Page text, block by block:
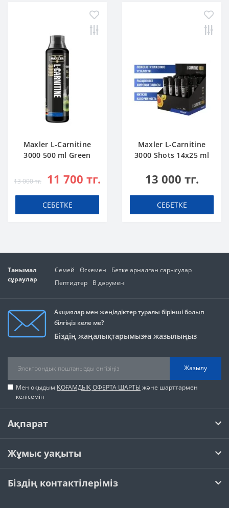
Maxler L-Carnitine
3000 500 ml Green
13 000 тг. 11 700 тг.
СЕБЕТКЕ
Maxler L-Carnitine
3000 Shots 14x25 ml
13 000 тг.
СЕБЕТКЕ
Танымал
сұраулар
Семей Өскемен
Бетке арналған сарысулар
Пептидтер
В дәрумені
Акциялар мен жеңілдіктер туралы бірінші болып
білгіңіз келе ме?
Біздің жаңалықтарымызға жазылыңыз
Жазылу
Мен оқыдым ҚОҒАМДЫҚ ОФЕРТА ШАРТЫ және шарттармен
келісемін
Ақпарат
Жұмыс уақыты
Біздің контактілеріміз